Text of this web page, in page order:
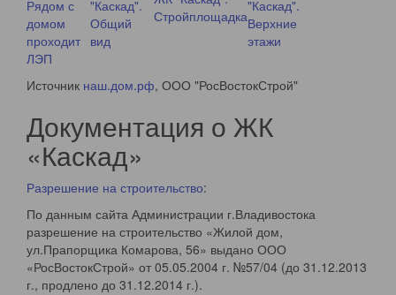
Источник наш.дом.рф, ООО "РосВостокСтрой"
Документация о ЖК
«Каскад»
Разрешение на строительство:
По данным сайта Администрации г.Владивостока
разрешение на строительство «Жилой дом,
ул.Прапорщика Комарова, 56» выдано ООО
«РосВостокСтрой» от 05.05.2004 г. №57/04 (до 31.12.2013
г., продлено до 31.12.2014 г.).